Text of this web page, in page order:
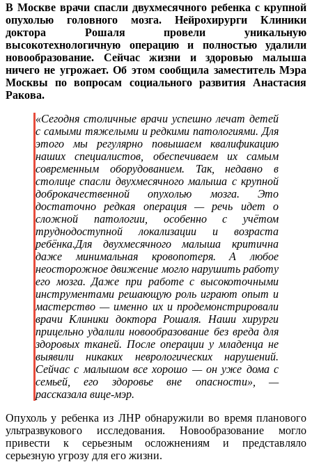
В Москве врачи спасли двухмесячного ребенка с крупной
опухолью головного мозга. Нейрохирурги Клиники
доктора Рошаля провели уникальную
высокотехнологичную операцию и полностью удалили
новообразование. Сейчас жизни и здоровью малыша
ничего не угрожает. Об этом сообщила заместитель Мэра
Москвы по вопросам социального развития Анастасия
Ракова.
«Сегодня столичные врачи успешно лечат детей
с самыми тяжелыми и редкими патологиями. Для
этого мы регулярно повышаем квалификацию
наших специалистов, обеспечиваем их самым
современным оборудованием. Так, недавно в
столице спасли двухмесячного малыша с крупной
доброкачественной опухолью мозга. Это
достаточно редкая операция — речь идет о
сложной патологии, особенно с учётом
труднодоступной локализации и возраста
ребёнка.Для двухмесячного малыша критична
даже минимальная кровопотеря. А любое
неосторожное движение могло нарушить работу
его мозга. Даже при работе с высокоточными
инструментами решающую роль играют опыт и
мастерство — именно их и продемонстрировали
врачи Клиники доктора Рошаля. Наши хирурги
прицельно удалили новообразование без вреда для
здоровых тканей. После операции у младенца не
выявили никаких неврологических нарушений.
Сейчас с малышом все хорошо — он уже дома с
семьей, его здоровье вне опасности», —
рассказала вице-мэр.
Опухоль у ребенка из ЛНР обнаружили во время планового
ультразвукового исследования. Новообразование могло
привести к серьезным осложнениям и представляло
серьезную угрозу для его жизни.